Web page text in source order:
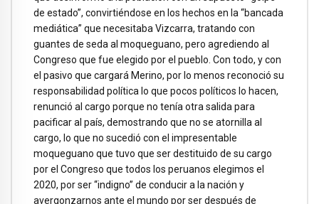
de estado”, convirtiéndose en los hechos en la “bancada
mediática” que necesitaba Vizcarra, tratando con
guantes de seda al moqueguano, pero agrediendo al
Congreso que fue elegido por el pueblo. Con todo, y con
el pasivo que cargará Merino, por lo menos reconoció su
responsabilidad política lo que pocos políticos lo hacen,
renunció al cargo porque no tenía otra salida para
pacificar al país, demostrando que no se atornilla al
cargo, lo que no sucedió con el impresentable
moqueguano que tuvo que ser destituido de su cargo
por el Congreso que todos los peruanos elegimos el
2020, por ser “indigno” de conducir a la nación y
avergonzarnos ante el mundo por ser después de